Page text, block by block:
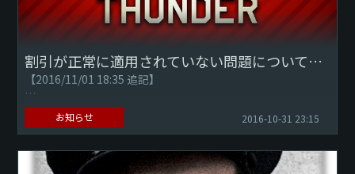
割引が正常に適用されていない問題について【修正済み】
【2016/11/01 18:35 追記】
War Thunder運営チームです。
ストアでの割引セール（50％OFF）システムが正常に機能せ
ず
割引が適用されていな...
お知らせ 2016-10-31 23:15